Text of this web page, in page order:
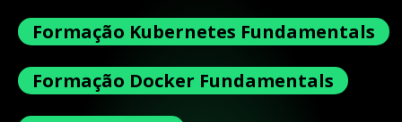
Formação Kubernetes Fundamentals
Formação Docker Fundamentals